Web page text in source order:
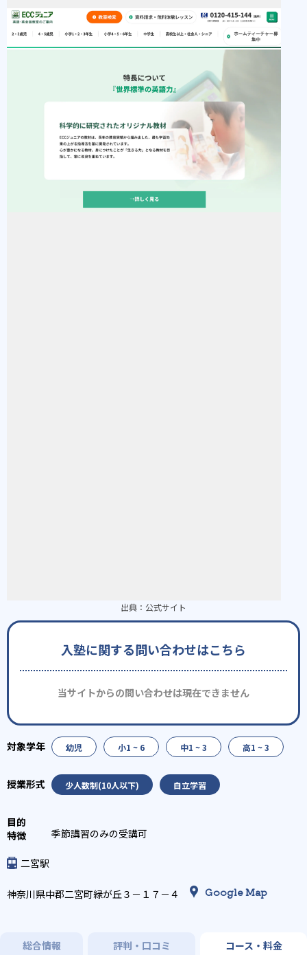
出典： 公式サイト
入塾に関する問い合わせはこちら
当サイトからの問い合わせは現在できません
幼児 小1 ~ 6 中1 ~ 3 高1 ~ 3
少人数制(10人以下) 自立学習
季節講習のみの受講可
二宮駅
神奈川県中郡二宮町緑が丘３－１７－４ Google Map
総合情報 評判・口コミ コース・料金